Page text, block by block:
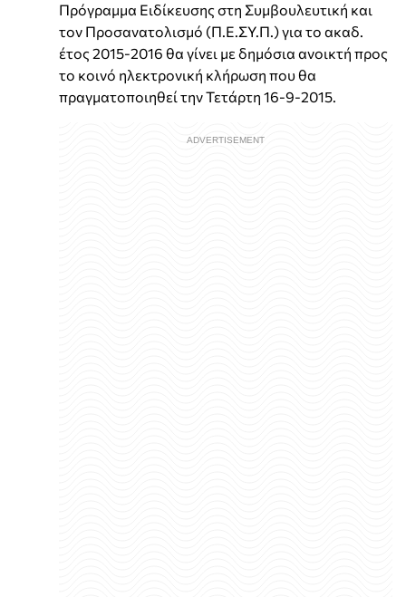
Πρόγραμμα Ειδίκευσης στη Συμβουλευτική και
τον Προσανατολισμό (Π.Ε.ΣΥ.Π.) για το ακαδ.
έτος 2015-2016 θα γίνει με δημόσια ανοικτή προς
το κοινό ηλεκτρονική κλήρωση που θα
πραγματοποιηθεί την Τετάρτη 16-9-2015.